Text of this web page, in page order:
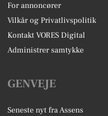
For annoncører
Vilkår og Privatlivspolitik
Kontakt VORES Digital
Administrer samtykke
GENVEJE
Seneste nyt fra Assens